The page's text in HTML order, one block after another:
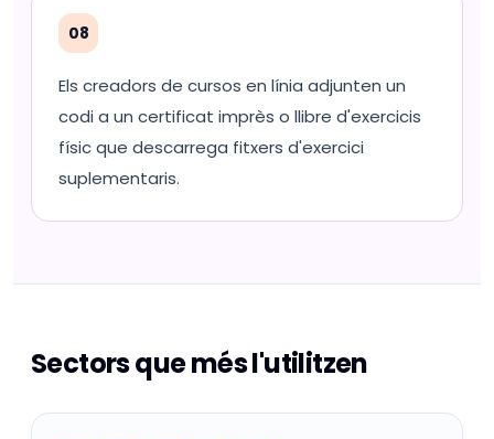
08
Els creadors de cursos en línia adjunten un
codi a un certificat imprès o llibre d'exercicis
físic que descarrega fitxers d'exercici
suplementaris.
Sectors que més l'utilitzen